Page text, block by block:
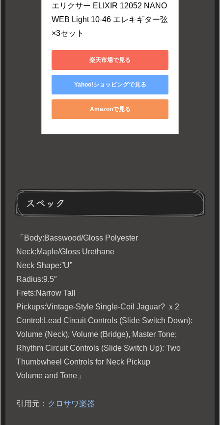
エリクサー ELIXIR 12052 NANO
WEB Light 10-46 エレキギター弦
×3セット
楽天市場で見る
Yahoo!ショッピングで見る
Amazonで見る
スペック
「Body:Basswood/Gloss Polyester
Neck:Maple/Gloss Urethane
Neck Shape:”U”
Radius:9.5″
Frets:Narrow Tall
Pickups:Vintage-Style Single-Coil Jaguar? ｘ2
Control:Lead Circuit Controls (Slide Switch Down):
Volume (Neck), Volume (Bridge), Master Tone;
Rhythm Circuit Controls (Slide Switch Up): Two
Thumbwheel Controls for Neck Pickup
Volume and Tone」
引用元： クロサワ楽器